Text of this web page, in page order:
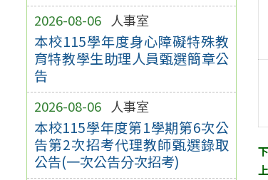
2026-08-06 人事室
本校115學年度身心障礙特殊教
育特教學生助理人員甄選簡章公
告
2026-08-06 人事室
本校115學年度第1學期第6次公
告第2次招考代理教師甄選錄取
公告(一次公告分次招考)